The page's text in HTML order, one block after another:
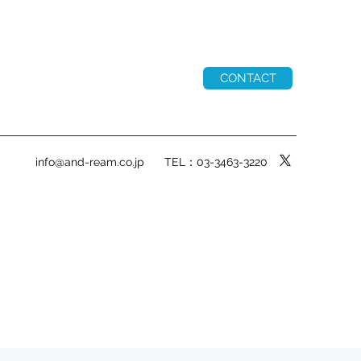
CONTACT
info@and-ream.co.jp TEL：03-3463-3220